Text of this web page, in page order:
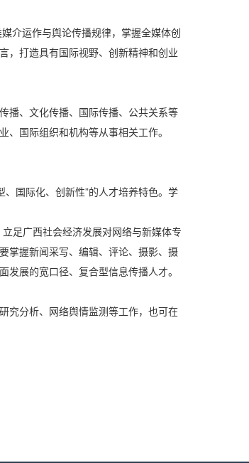
介运作与舆论传播规律，掌握全媒体创
，打造具有国际视野、创新精神和创业
播、文化传播、国际传播、公共关系等
国际组织和机构等从事相关工作。
国际化、创新性”的人才培养特色。学
足广西社会经济发展对网络与新媒体专
掌握新闻采写、编辑、评论、摄影、摄
展的宽口径、复合型信息传播人才。
究分析、网络舆情监测等工作，也可在